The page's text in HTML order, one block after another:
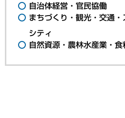
自治体経営・官民協働
まちづくり・観光・交通
シティ
自然資源・農林水産業・食